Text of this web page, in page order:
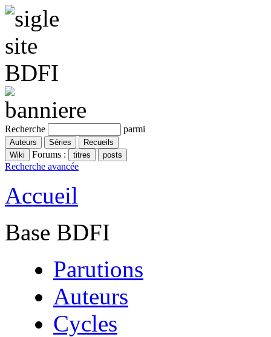
Recherche parmi
Forums :
Recherche avancée
Accueil
Base BDFI
Parutions
Auteurs
Cycles